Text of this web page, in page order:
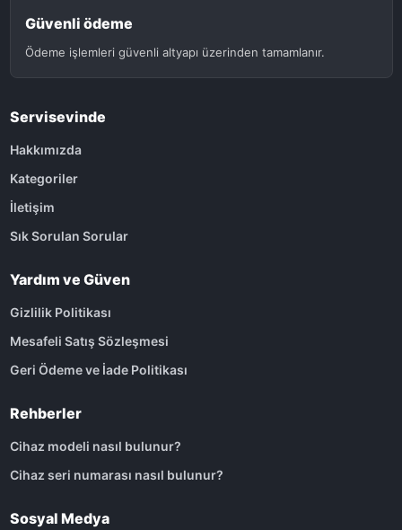
Güvenli ödeme
Ödeme işlemleri güvenli altyapı üzerinden tamamlanır.
Servisevinde
Hakkımızda
Kategoriler
İletişim
Sık Sorulan Sorular
Yardım ve Güven
Gizlilik Politikası
Mesafeli Satış Sözleşmesi
Geri Ödeme ve İade Politikası
Rehberler
Cihaz modeli nasıl bulunur?
Cihaz seri numarası nasıl bulunur?
Sosyal Medya